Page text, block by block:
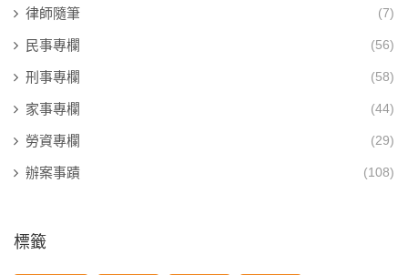
律師隨筆 (7)
民事專欄 (56)
刑事專欄 (58)
家事專欄 (44)
勞資專欄 (29)
辦案事蹟 (108)
標籤